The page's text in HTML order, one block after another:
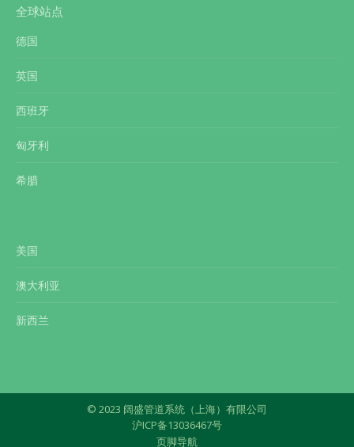
全球站点
德国
英国
西班牙
匈牙利
希腊
美国
澳大利亚
新西兰
© 2023 阔盛管道系统（上海）有限公司
沪ICP备13036467号
页脚导航